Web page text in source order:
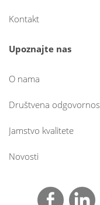
Kontakt
Upoznajte nas
O nama
Društvena
Jamstvo kvalitete
Novosti